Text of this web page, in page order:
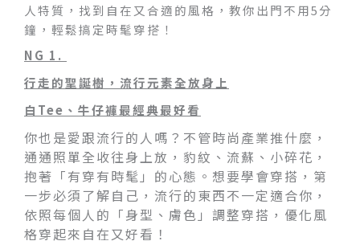
人特質，找到自在又合適的風格，教你出門不用5分
鐘，輕鬆搞定時髦穿搭！
NG 1.
行走的聖誕樹，流行元素全放身上
白 Tee 、牛仔褲最經典最好看
你也是愛跟流行的人嗎？不管時尚產業推什麼，
通通照單全收往身上放，豹紋、流蘇、小碎花，
抱著「有穿有時髦」的心態。想要學會穿搭，第
一步必須了解自己，流行的東西不一定適合你，
依照每個人的「身型、膚色」調整穿搭，優化風
格穿起來自在又好看！